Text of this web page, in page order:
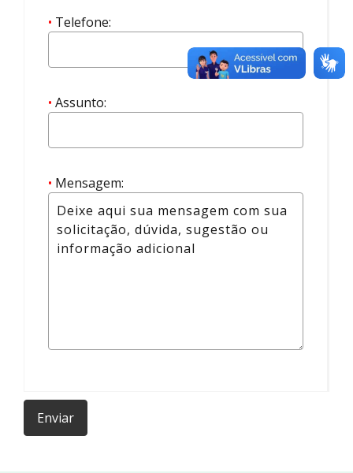
• Telefone:
• Assunto:
• Mensagem:
Enviar